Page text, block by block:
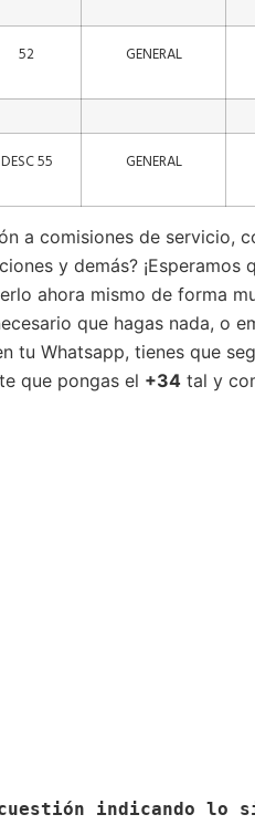
52 GENERAL
DESC 55 GENERAL
a comisiones de servicio,
y demás?
ahora mismo de forma
que hagas nada, o
tu Whatsapp, tienes que
que pongas el +34 tal y
cuestión indicando lo